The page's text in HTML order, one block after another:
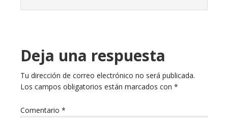
Deja una respuesta
Tu dirección de correo electrónico no será publicada.
Los campos obligatorios están marcados con *
Comentario *